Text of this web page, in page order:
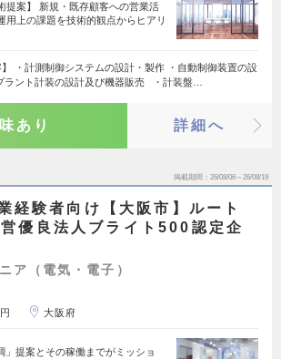
提案】 新規・既存顧客への営業活
用上の課題を技術的観点からヒアリ
】 ・計測制御システムの設計・製作 ・自動制御装置の設
ント計装の設計及び機器販売 ・計装盤…
あり 詳細へ
掲載期間 26/08/06～26/08/19
経験者向け【大阪市】ルート
優良法人ブライト500認定企
ア（電気・電子）
大阪府
」提案とその稼働までがミッショ